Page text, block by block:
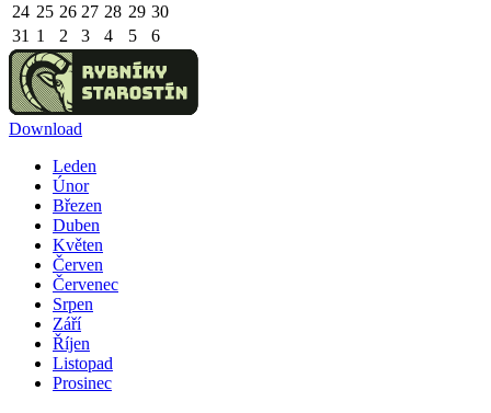
24 25 26 27 28 29 30
31 1 2 3 4 5 6
Download
Leden
Únor
Březen
Duben
Květen
Červen
Červenec
Srpen
Září
Říjen
Listopad
Prosinec